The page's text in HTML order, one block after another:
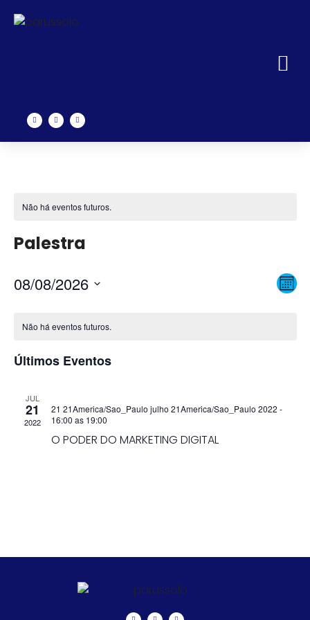
Não há eventos futuros.
Palestra
Mês
08/08/2026
data.
Não há eventos futuros.
Últimos Eventos
JUL
21
2022
21 21America/Sao_Paulo julho 21America/Sao_Paulo 2022 -
16:00 as 19:00
O PODER DO MARKETING DIGITAL